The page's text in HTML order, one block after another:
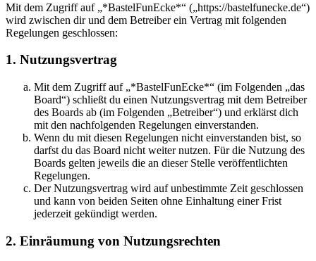
Mit dem Zugriff auf „*BastelFunEcke*“ („https://bastelfunecke.de“)
wird zwischen dir und dem Betreiber ein Vertrag mit folgenden
Regelungen geschlossen:
1. Nutzungsvertrag
Mit dem Zugriff auf „*BastelFunEcke*“ (im Folgenden „das
Board“) schließt du einen Nutzungsvertrag mit dem Betreiber
des Boards ab (im Folgenden „Betreiber“) und erklärst dich
mit den nachfolgenden Regelungen einverstanden.
Wenn du mit diesen Regelungen nicht einverstanden bist, so
darfst du das Board nicht weiter nutzen. Für die Nutzung des
Boards gelten jeweils die an dieser Stelle veröffentlichten
Regelungen.
Der Nutzungsvertrag wird auf unbestimmte Zeit geschlossen
und kann von beiden Seiten ohne Einhaltung einer Frist
jederzeit gekündigt werden.
2. Einräumung von Nutzungsrechten